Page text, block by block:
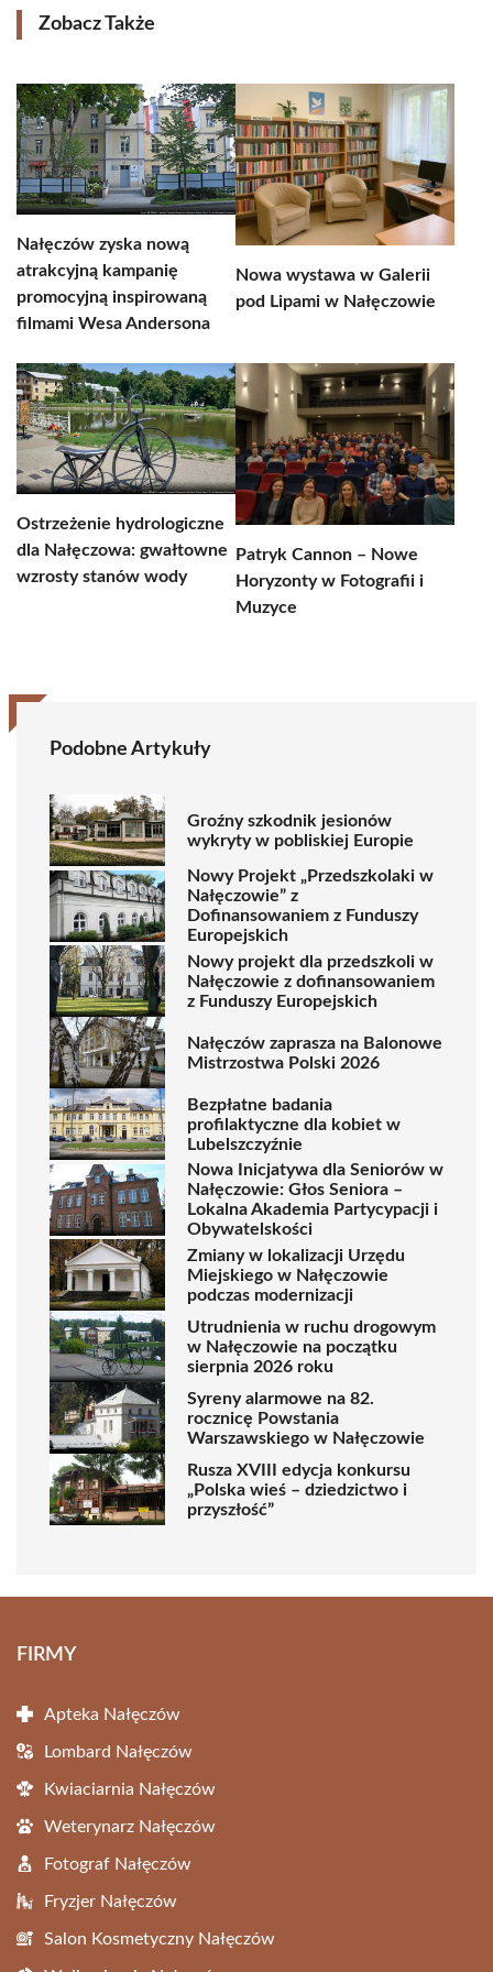
Zobacz Także
Nałęczów zyska nową
atrakcyjną kampanię
promocyjną inspirowaną
filmami Wesa Andersona
Nowa wystawa w Galerii
pod Lipami w Nałęczowie
Ostrzeżenie hydrologiczne
dla Nałęczowa: gwałtowne
wzrosty stanów wody
Patryk Cannon – Nowe
Horyzonty w Fotografii i
Muzyce
Podobne Artykuły
Groźny szkodnik jesionów
wykryty w pobliskiej Europie
Nowy Projekt „Przedszkolaki w
Nałęczowie” z
Dofinansowaniem z Funduszy
Europejskich
Nowy projekt dla przedszkoli w
Nałęczowie z dofinansowaniem
z Funduszy Europejskich
Nałęczów zaprasza na Balonowe
Mistrzostwa Polski 2026
Bezpłatne badania
profilaktyczne dla kobiet w
Lubelszczyźnie
Nowa Inicjatywa dla Seniorów w
Nałęczowie: Głos Seniora –
Lokalna Akademia Partycypacji i
Obywatelskości
Zmiany w lokalizacji Urzędu
Miejskiego w Nałęczowie
podczas modernizacji
Utrudnienia w ruchu drogowym
w Nałęczowie na początku
sierpnia 2026 roku
Syreny alarmowe na 82.
rocznicę Powstania
Warszawskiego w Nałęczowie
Rusza XVIII edycja konkursu
„Polska wieś – dziedzictwo i
przyszłość”
FIRMY
Apteka Nałęczów
Lombard Nałęczów
Kwiaciarnia Nałęczów
Weterynarz Nałęczów
Fotograf Nałęczów
Fryzjer Nałęczów
Salon Kosmetyczny Nałęczów